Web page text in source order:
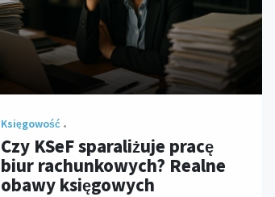
Księgowość
Czy KSeF sparaliżuje pracę
biur rachunkowych? Realne
obawy księgowych